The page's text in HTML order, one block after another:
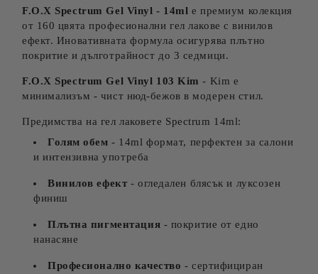
F.O.X Spectrum Gel Vinyl - 14ml е премиум колекция
от 160 цвята професионални гел лакове с винилов
ефект. Иновативната формула осигурява плътно
покритие и дълготрайност до 3 седмици.
F.O.X Spectrum Gel Vinyl 103 Kim - Kim е
минимализъм - чист нюд-бежов в модерен стил.
Предимства на гел лаковете Spectrum 14ml:
Голям обем - 14ml формат, перфектен за салони
и интензивна употреба
Винилов ефект - огледален блясък и луксозен
финиш
Плътна пигментация - покритие от едно
нанасяне
Професионално качество - сертифициран